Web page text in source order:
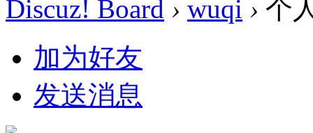
Discuz! Board › wuqi › 个
加为好友
发送消息